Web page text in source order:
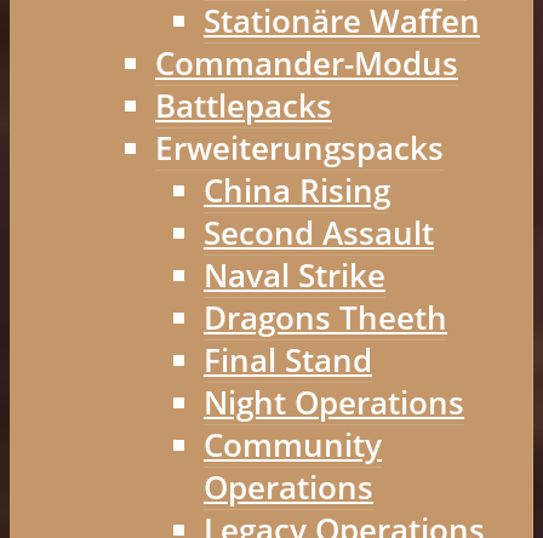
Stationäre Waffen
Commander-Modus
Battlepacks
Erweiterungspacks
China Rising
Second Assault
Naval Strike
Dragons Theeth
Final Stand
Night Operations
Community
Operations